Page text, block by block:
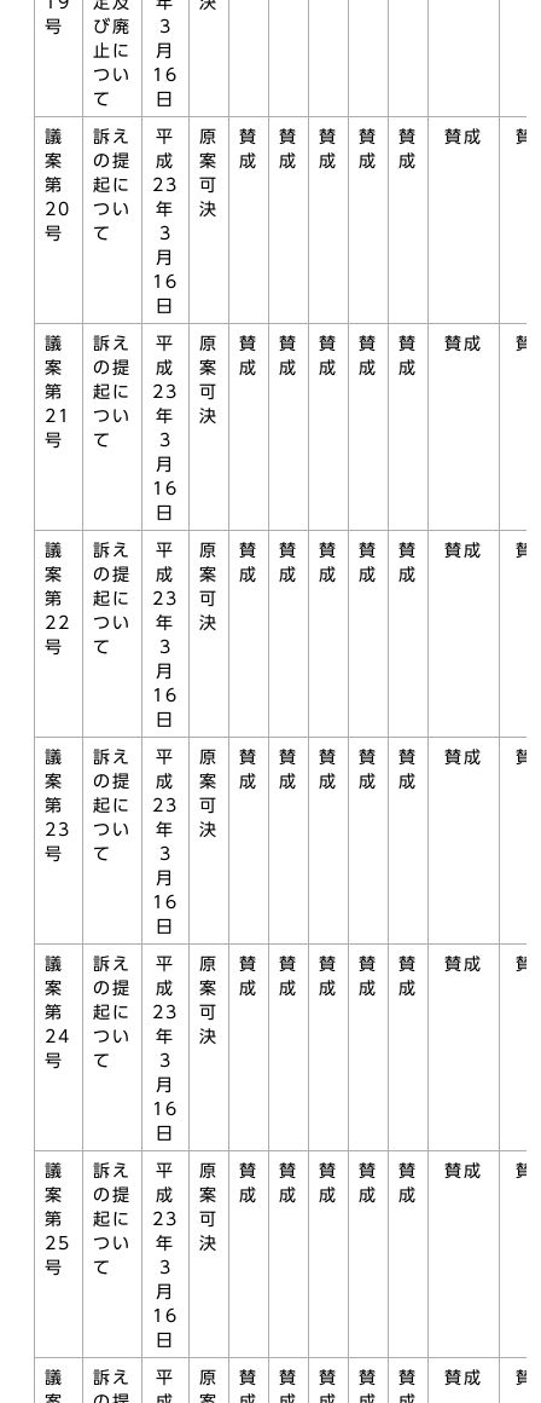
号
び廃
止に
つい
て
3
月
16
日
議
案
第
20
号
訴え
の提
起に
つい
て
平
成
23
年
3
月
16
日
原
案
可
決
賛
成
賛
成
賛
成
賛
成
賛
成
賛成 賛
議
案
第
21
号
訴え
の提
起に
つい
て
平
成
23
年
3
月
16
日
原
案
可
決
賛
成
賛
成
賛
成
賛
成
賛
成
賛成 賛
議
案
第
22
号
訴え
の提
起に
つい
て
平
成
23
年
3
月
16
日
原
案
可
決
賛
成
賛
成
賛
成
賛
成
賛
成
賛成 賛
議
案
第
23
号
訴え
の提
起に
つい
て
平
成
23
年
3
月
16
日
原
案
可
決
賛
成
賛
成
賛
成
賛
成
賛
成
賛成 賛
議
案
第
24
号
訴え
の提
起に
つい
て
平
成
23
年
3
月
16
日
原
案
可
決
賛
成
賛
成
賛
成
賛
成
賛
成
賛成 賛
議
案
第
25
号
訴え
の提
起に
つい
て
平
成
23
年
3
月
16
日
原
案
可
決
賛
成
賛
成
賛
成
賛
成
賛
成
賛成 賛
議
訴え
平
原
賛
賛
賛
賛
賛
賛成 賛